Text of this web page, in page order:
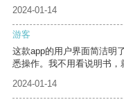
2024-01-14
游客
这款app的用户界面简洁明
悉操作。我不用看说明书，
2024-01-14